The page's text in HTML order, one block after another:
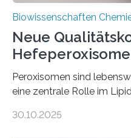
Biowissenschaften
Neue
Peroxisomen sind
eine zentrale Rolle im
erfüllen können, müssen
30.10.2025